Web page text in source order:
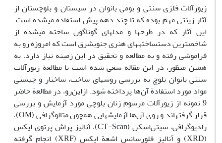
زیورآلات فلزی سنتی و بومی بانوان در سیستان و بلوچستان از
آثار زینتی مهم بوده که تا چند دهه پیش استفاده می‏شده است.
این آثار که در طرح‏ها و مدل‏های گوناگون ساخته می‏شده از
شاخص‏ترین دست‏ساخته‏های هنری جنوب‏شرق است که امروزه رو به
فراموشی رفته و به مطالعه و تحقیق در این زمینه نیاز دارد. به
همین منظور، در این مقاله سعی شده است با مطالعة زیورآلات
سنتی بانوان بلوچ به بررسی روش‏های ساخت، ساختار و چیستی
مواد مورد استفادة آن‌ها پرداخته شود. ازاین‌رو، در مطالعة حاضر
9 نمونه از زیورآلات مرسوم زنان بلوچی مورد آزمایش و بررسی
قرار گرفته‏اند و روی آن‌ها آزمایش‏هایی همچون متالوگرافی (OM)،
رادیوگرافی، سی‏تی‌اسکن (CT-Scan)، آنالیز پراش پرتوی ایکس
(XRD) و آنالیز فلورسانس اشعة ایکس (XRF) انجام گرفته